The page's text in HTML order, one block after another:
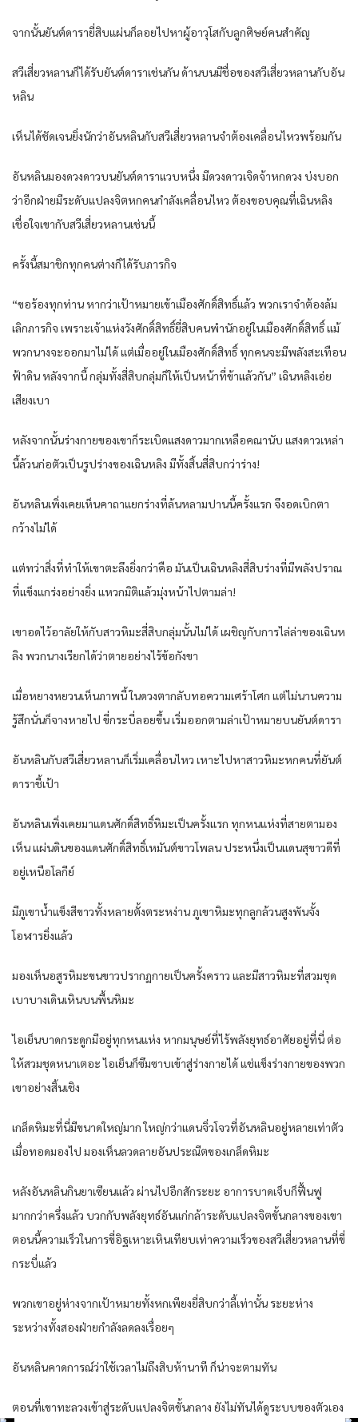
จากนั้น​ยันต์​ดารา​ยี่สิบ​แผ่น​ก็​ลอย​ไปหา​ผู้อาวุโส​กับ​ลูกศิษย์​คนสำคัญ​
สวี​เสี่ยว​หลาน​ก็​ได้รับ​ยันต์​ดารา​เช่นกัน​ ด้านบน​มีชื่อ​ของ​สวี​เสี่ยว​หลาน​กับ​อัน​
หลิน​
เห็นได้ชัด​เจน​ยิ่งนัก​ว่า​อัน​หลิน​กับ​สวี​เสี่ยว​หลาน​จำต้อง​เคลื่อนไหว​พร้อมกัน​
อัน​หลิน​มอง​ดวงดาว​บน​ยันต์​ดารา​แวบ​หนึ่ง​ มีดวงดาว​เจิดจ้า​หก​ดวง​ บ่งบอก​
ว่า​อีก​ฝ่าย​มีระดับ​แปลง​จิต​หก​คน​กำลัง​เคลื่อนไหว​ ต้อง​ขอบคุณ​ที่​เฉินห​ลิง​
เชื่อใจ​เขา​กับ​สวี​เสี่ยว​หลาน​เช่นนี้​
ครั้งนี้​สมาชิก​ทุกคน​ต่าง​ก็​ได้รับ​ภารกิจ​
“ขอร้อง​ทุกท่าน​ หากว่า​เป้าหมาย​เข้า​เมือง​ศักดิ์สิทธิ์​แล้ว​ พวกเรา​จำต้อง​ล้ม
เลิก​ภารกิจ​ เพราะ​เจ้าแห่ง​วัง​ศักดิ์สิทธิ์​ยี่สิบ​คน​พำนัก​อยู่​ใน​เมือง​ศักดิ์สิทธิ์​ แม้
พวก​นาง​จะออกมา​ไม่ได้​ แต่​เมื่อ​อยู่​ใน​เมือง​ศักดิ์สิทธิ์​ ทุกคน​จะมีพลัง​สะเทือน​
ฟ้าดิน​ หลังจากนี้​ กลุ่ม​ทั้ง​สี่สิบ​กลุ่ม​ก็​ให้​เป็น​หน้าที่​ข้า​แล้วกัน​” เฉินห​ลิง​เอ่ย​
เสียง​เบา​
หลังจากนั้น​ร่างกาย​ของ​เขา​ก็​ระเบิด​แสงดาว​มาก​เหลือ​คณานับ​ แสงดาว​เหล่า
นี้​ล้วน​ก่อตัว​เป็น​รูปร่าง​ของ​เฉินห​ลิง​ มีทั้งสิ้น​สี่สิบ​กว่า​ร่าง​!
อัน​หลิน​เพิ่ง​เคย​เห็น​คาถา​แยกร่าง​ที่​ล้นหลาม​ปานนี้​ครั้งแรก​ จึงอด​เบิกตา​
กว้าง​ไม่ได้​
แต่ทว่า​สิ่งที่​ทำให้​เขา​ตะลึง​ยิ่งกว่า​คือ​ มัน​เป็น​เฉินห​ลิง​สี่สิบ​ร่าง​ที่​มีพลัง​ปราณ​
ที่​แข็งแกร่ง​อย่างยิ่ง​ แหวก​มิติ​แล้ว​มุ่งหน้า​ไปตามล่า​!
เขา​อด​ไว้อาลัย​ให้​กับ​สาว​หิมะ​สี่สิบ​กลุ่ม​นั้น​ไม่ได้​ เผชิญ​กับ​การ​ไล่ล่า​ของ​เฉินห​
ลิง​ พวก​นาง​เรียก​ได้​ว่า​ตาย​อย่าง​ไร้​ข้อกังขา​
เมื่อ​หยาง​หยวน​เห็นภาพ​นี้​ ใน​ดวง​ตากลับ​ทอ​ความ​เศร้าโศก​ แต่​ไม่นาน​ความ
รู้สึก​นั่น​ก็​จางหาย​ไป ขี่​กระบี่​ลอย​ขึ้น​ เริ่ม​ออก​ตามล่า​เป้าหมาย​บน​ยันต์​ดารา​
อัน​หลิน​กับ​สวี​เสี่ยว​หลาน​ก็​เริ่ม​เคลื่อนไหว​ เหาะ​ไปหา​สาว​หิมะ​หก​คน​ที่​ยันต์​
ดารา​ชี้เป้า
อัน​หลิน​เพิ่ง​เคย​มาแดน​ศักดิ์สิทธิ์​หิมะ​เป็นครั้งแรก​ ทุกหน​แห่ง​ที่​สายตา​มอง
เห็น​ แผ่นดิน​ของ​แดน​ศักดิ์สิทธิ์​เหมันต์​ขาวโพลน​ ประหนึ่ง​เป็นแดน​สุขาวดี​ที่
อยู่​เหนือ​โลกีย์​
มีภูเขาน้ำแข็ง​สีขาว​ทั้งหลาย​ตั้ง​ตระหง่าน​ ภูเขา​หิมะ​ทุก​ลูก​ล้วน​สูงพัน​จั้ง
โอฬาร​ยิ่ง​แล้ว​
มองเห็น​อสูร​หิมะ​ขน​ขาว​ปรากฏ​กาย​เป็นครั้งคราว​ และ​มีสาว​หิมะ​ที่​สวม​ชุด​
เบาบาง​เดินเหิน​บน​พื้น​หิมะ​
ไอ​เย็น​บาด​กระดูก​มีอยู่​ทุกหน​แห่ง​ หาก​มนุษย์​ที่​ไร้​พลัง​ยุทธ์​อาศัย​อยู่​ที่นี่​ ต่อ
ให้​สวม​ชุด​หนาเตอะ​ ไอ​เย็น​ก็​ซึมซาบ​เข้าสู่​ร่างกาย​ได้​ แช่แข็ง​ร่างกาย​ของ​พวก
เขา​อย่าง​สิ้นเชิง​
เกล็ด​หิมะ​ที่นี่​มีขนาดใหญ่​มาก​ ใหญ่​กว่า​แดน​จิ่ว​โจว​ที่​อัน​หลิน​อยู่​หลาย​เท่าตัว​
เมื่อ​ทอด​มอง​ไป มองเห็น​ลวดลาย​อัน​ประณีต​ของ​เกล็ด​หิมะ​
หลัง​อัน​หลิน​กิน​ยา​เซียน​แล้ว​ ผ่าน​ไปอีก​สัก​ระยะ​ อาการ​บาดเจ็บ​ก็​ฟื้นฟู​
มากกว่า​ครึ่ง​แล้ว​ บวก​กับ​พลัง​ยุทธ์​อัน​แก่กล้า​ระดับ​แปลง​จิต​ขั้น​กลาง​ของ​เขา​
ตอนนี้​ความเร็ว​ใน​การขี่​อิฐ​เหาะ​เหิน​เทียบเท่า​ความเร็ว​ของ​สวี​เสี่ยว​หลาน​ที่​ขี่​
กระบี่​แล้ว​
พวกเขา​อยู่​ห่าง​จาก​เป้าหมาย​ทั้ง​หก​เพียง​ยี่สิบ​กว่า​ลี้​เท่านั้น​ ระยะห่าง​
ระหว่าง​ทั้งสองฝ่าย​กำลัง​ลดลง​เรื่อยๆ​
อัน​หลิน​คาดการณ์​ว่า​ใช้เวลา​ไม่ถึงสิบห้า​นาที​ ก็​น่าจะ​ตามทัน​
ตอนที่​เขา​ทะลวง​เข้าสู่​ระดับ​แปลง​จิต​ขั้น​กลาง​ ยัง​ไม่ทัน​ได้​ดู​ระบบ​ของ​ตัวเอง​